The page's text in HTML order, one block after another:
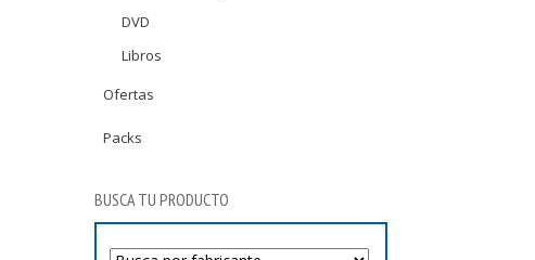
DVD
Libros
Ofertas
Packs
BUSCA TU PRODUCTO